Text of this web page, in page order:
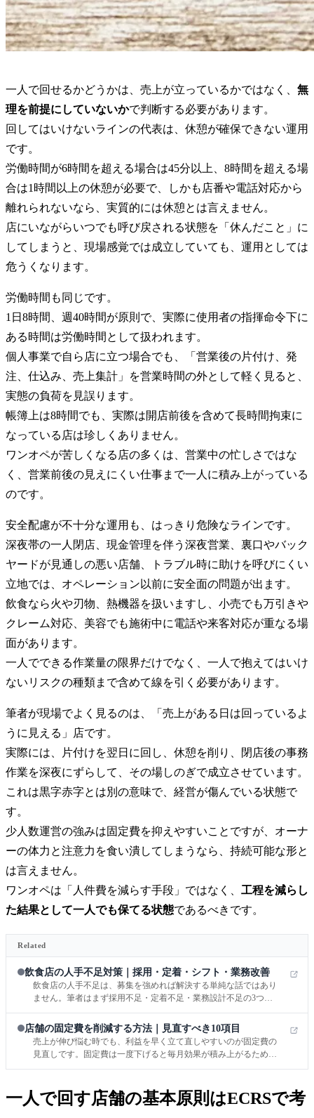
一人で回せるかどうかは、売上が立っているかではなく、 無
理を前提にしていないかで判断する必要があります。
回してはいけないラインの代表は、休憩が確保できない運用
です。
労働時間が6時間を超える場合は45分以上、8時間を超える場
合は1時間以上の休憩が必要で、しかも店番や電話対応から
離れられないなら、実質的には休憩とは言えません。
店にいながらいつでも呼び戻される状態を「休んだこと」に
してしまうと、現場感覚では成立していても、運用としては
危うくなります。
労働時間も同じです。
1日8時間、週40時間が原則で、実際に使用者の指揮命令下に
ある時間は労働時間として扱われます。
個人事業で自ら店に立つ場合でも、「営業後の片付け、発
注、仕込み、売上集計」を営業時間の外として軽く見ると、
実態の負荷を見誤ります。
帳簿上は8時間でも、実際は開店前後を含めて長時間拘束に
なっている店は珍しくありません。
ワンオペが苦しくなる店の多くは、営業中の忙しさではな
く、営業前後の見えにくい仕事まで一人に積み上がっている
のです。
安全配慮が不十分な運用も、はっきり危険なラインです。
深夜帯の一人閉店、現金管理を伴う深夜営業、裏口やバック
ヤードが見通しの悪い店舗、トラブル時に助けを呼びにくい
立地では、オペレーション以前に安全面の問題が出ます。
飲食なら火や刃物、熱機器を扱いますし、小売でも万引きや
クレーム対応、美容でも施術中に電話や来客対応が重なる場
面があります。
一人でできる作業量の限界だけでなく、一人で抱えてはいけ
ないリスクの種類まで含めて線を引く必要があります。
筆者が現場でよく見るのは、「売上がある日は回っているよ
うに見える」店です。
実際には、片付けを翌日に回し、休憩を削り、閉店後の事務
作業を深夜にずらして、その場しのぎで成立させています。
これは黒字赤字とは別の意味で、経営が傷んでいる状態で
す。
少人数運営の強みは固定費を抑えやすいことですが、オーナ
ーの体力と注意力を食い潰してしまうなら、持続可能な形と
は言えません。
ワンオペは「人件費を減らす手段」ではなく、 工程を減らし
た結果として一人でも保てる状態であるべきです。
Related
飲食店の人手不足対策｜採用・定着・シフト・業務改善
飲食店の人手不足は、募集を強めれば解決する単純な話ではあり
ません。筆者はまず採用不足・定着不足・業務設計不足の3つに
す。
店舗の固定費を削減する方法｜見直すべき10項目
売上が伸び悩む時でも、利益を早く立て直しやすいのが固定費の
見直しです。固定費は一度下げると毎月効果が積み上がるため、
一人で回す店舗の基本原則はECRSで考